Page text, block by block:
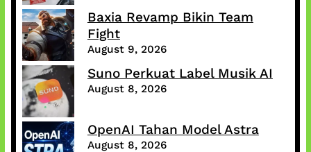
Baxia Revamp Bikin Team
Fight
August 9, 2026
Suno Perkuat Label Musik AI
August 8, 2026
OpenAI Tahan Model Astra
August 8, 2026